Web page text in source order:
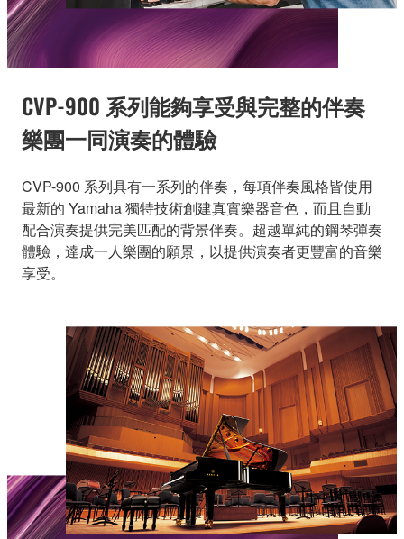
CVP-900 系列能夠享受與完整的伴奏
樂團一同演奏的體驗
CVP-900 系列具有一系列的伴奏，每項伴奏風格皆使用
最新的 Yamaha 獨特技術創建真實樂器音色，而且自動
配合演奏提供完美匹配的背景伴奏。超越單純的鋼琴彈奏
體驗，達成一人樂團的願景，以提供演奏者更豐富的音樂
享受。